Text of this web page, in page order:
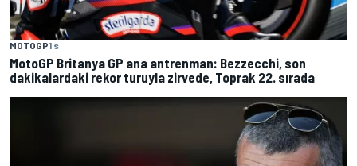
MOTOGP1 s
MotoGP Britanya GP ana antrenman: Bezzecchi, son
dakikalardaki rekor turuyla zirvede, Toprak 22. sırada